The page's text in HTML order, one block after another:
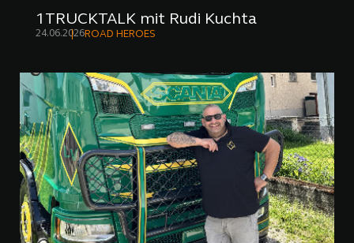
1TRUCKTALK mit Rudi Kuchta
24.06.2026ROAD HEROES